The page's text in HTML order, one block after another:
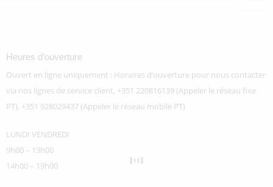
Heures d’ouverture
Ouvert en ligne uniquement : Horaires d’ouverture pour nous contacter
via nos lignes de service client, +351 220816139 (Appeler le réseau fixe
PT), +351 928029437 (Appeler le réseau mobile PT)
LUNDI VENDREDI
9h00 – 13h00
14h00 – 19h00